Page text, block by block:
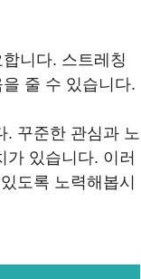
니다. 스트레칭
줄 수 있습니다.
. 꾸준한 관심과 노
가 있습니다. 이러
도록 노력해봅시